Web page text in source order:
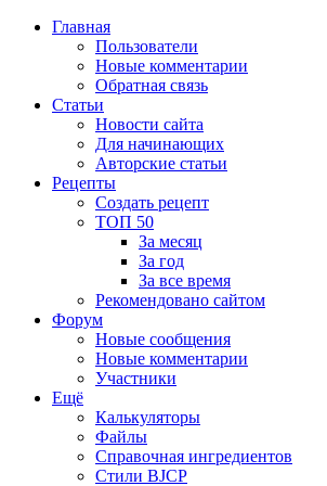
Главная
Пользователи
Новые комментарии
Обратная связь
Статьи
Новости сайта
Для начинающих
Авторские статьи
Рецепты
Создать рецепт
ТОП 50
За месяц
За год
За все время
Рекомендовано сайтом
Форум
Новые сообщения
Новые комментарии
Участники
Ещё
Калькуляторы
Файлы
Справочная ингредиентов
Стили BJCP